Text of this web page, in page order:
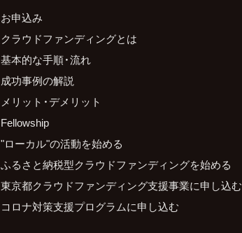
お申込み
クラウドファンディングとは
基本的な手順・流れ
成功事例の解説
メリット・デメリット
Fellowship
"ローカル"の活動を始める
ふるさと納税型クラウドファンディングを始める
東京都クラウドファンディング支援事業に申し込む
コロナ対策支援プログラムに申し込む